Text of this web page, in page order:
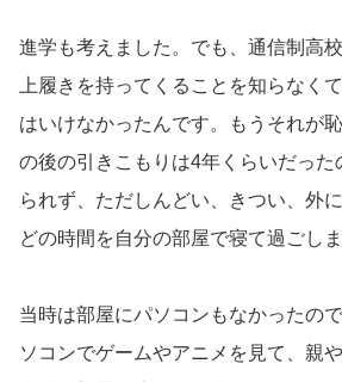
進学も考えました。でも、通信制高
上履きを持ってくることを知らなく
はいけなかったんです。もうそれが
の後の引きこもりは4年くらいだった
られず、ただしんどい、きつい、外
どの時間を自分の部屋で寝て過ごしま
当時は部屋にパソコンもなかったの
ソコンでゲームやアニメを見て、親